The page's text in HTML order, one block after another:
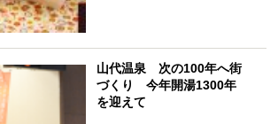
山代温泉 次の100年へ街
づくり 今年開湯1300年
を迎えて